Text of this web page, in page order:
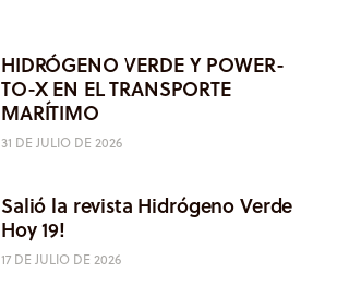
HIDRÓGENO VERDE Y POWER-
TO-X EN EL TRANSPORTE
MARÍTIMO
31 DE JULIO DE 2026
Salió la revista Hidrógeno Verde
Hoy 19!
17 DE JULIO DE 2026